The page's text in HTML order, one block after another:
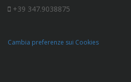
+39 347.9038875
Cambia preferenze sui Cookies